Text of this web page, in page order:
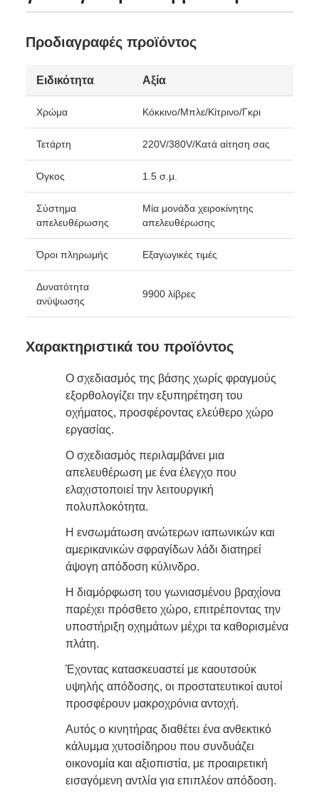
Προδιαγραφές προϊόντος
Ειδικότητα Αξία
Χρώμα Κόκκινο/Μπλε/Κίτρινο/Γκρι
Τετάρτη 220V/380V/Κατά αίτηση σας
Όγκος 1.5 σ.μ.
Σύστημα
απελευθέρωσης
Μία μονάδα χειροκίνητης
απελευθέρωσης
Όροι πληρωμής Εξαγωγικές τιμές
Δυνατότητα
ανύψωσης
9900 λίβρες
Χαρακτηριστικά του προϊόντος
Ο σχεδιασμός της βάσης χωρίς φραγμούς
εξορθολογίζει την εξυπηρέτηση του
οχήματος, προσφέροντας ελεύθερο χώρο
εργασίας.
Ο σχεδιασμός περιλαμβάνει μια
απελευθέρωση με ένα έλεγχο που
ελαχιστοποιεί την λειτουργική
πολυπλοκότητα.
Η ενσωμάτωση ανώτερων ιαπωνικών και
αμερικανικών σφραγίδων λάδι διατηρεί
άψογη απόδοση κύλινδρο.
Η διαμόρφωση του γωνιασμένου βραχίονα
παρέχει πρόσθετο χώρο, επιτρέποντας την
υποστήριξη οχημάτων μέχρι τα καθορισμένα
πλάτη.
Έχοντας κατασκευαστεί με καουτσούκ
υψηλής απόδοσης, οι προστατευτικοί αυτοί
προσφέρουν μακροχρόνια αντοχή.
Αυτός ο κινητήρας διαθέτει ένα ανθεκτικό
κάλυμμα χυτοσίδηρου που συνδυάζει
οικονομία και αξιοπιστία, με προαιρετική
εισαγόμενη αντλία για επιπλέον απόδοση.